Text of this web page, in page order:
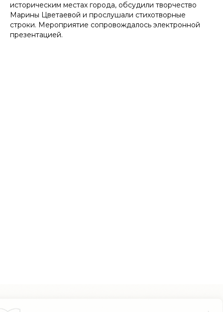
историческим местах города, обсудили творчество
Марины Цветаевой и прослушали стихотворные
строки. Мероприятие сопровождалось электронной
презентацией.